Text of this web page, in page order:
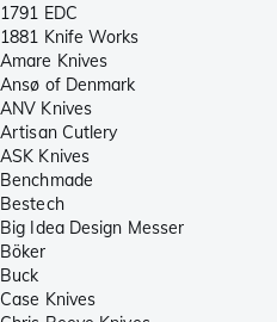
1791 EDC
1881 Knife Works
Amare Knives
Ansø of Denmark
ANV Knives
Artisan Cutlery
ASK Knives
Benchmade
Bestech
Big Idea Design Messer
Böker
Buck
Case Knives